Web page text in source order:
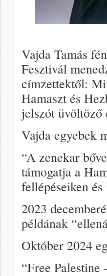
Vajda Tamás
Fesztivál
címzettektől:
Hamaszt és
jelszót üvöltöző
Vajda egyebek
“A zenekar
támogatja a
fellépéseiken
2023
példának
Október 2024
“Free